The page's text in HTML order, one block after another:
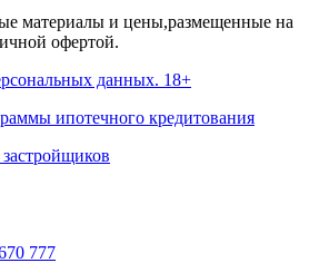
материалы и цены,размещенные на
офертой.
данных. 18+
ипотечного кредитования
777